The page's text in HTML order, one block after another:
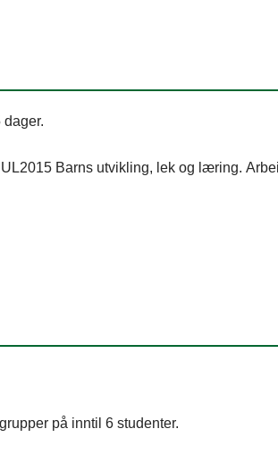
Barns utvikling, lek og læring.
på inntil 6 studenter.